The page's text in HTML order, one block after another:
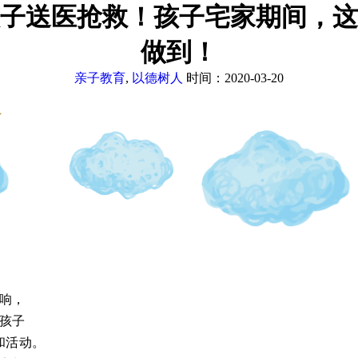
送医抢救！孩子宅家期间，
做到！
亲子教育, 以德树人 时间：2020-03-20
，
子
动。